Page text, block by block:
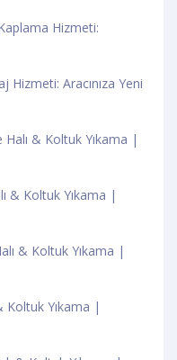
Hizmeti:
Aracınıza Yeni
& Koltuk Yıkama |
& Koltuk Yıkama |
& Koltuk Yıkama |
Koltuk Yıkama |